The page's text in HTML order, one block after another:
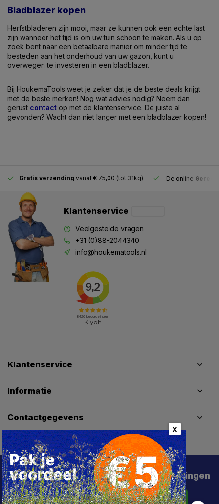
Bladblazer kopen
Herfstbladeren zijn mooi, maar ze kunnen ook een echte last
zijn wanneer het tijd is om uw tuin schoon te maken. Als u op
zoek bent naar een betaalbare manier om minder tijd te
besteden aan het onderhoud van uw gazon, kunt u
overwegen te investeren in een bladblazer.
Bij HoukemaTools weet je zeker dat je de beste deals krijgt
met de beste merken! Nog wat advies nodig? Neem dan
gerust contact op met de klantenservice. De juiste al
gevonden? Wacht dan niet langer met een bladblazer kopen!
Gratis verzending vanaf € 75,00 (tot 31kg) De online
Klantenservice
Veelgestelde vragen
+31 (0)88-2044340
info@houkematools.nl
Klantenservice
Informatie
Contactgegevens
Schrijf je in voor de beste deals en kortingen
Abonneer
X